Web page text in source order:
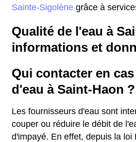
Sainte-Sigolène grâce à
Qualité de l'eau à
informations et
Qui contacter en
d'eau à Saint-Haon ?
Les fournisseurs d'eau sont
couper ou réduire le débit de
d'impayé. En effet, depuis la loi